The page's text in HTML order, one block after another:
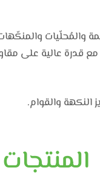
والمُحلّيات
قدرة عالية على
النكهة والقوام.